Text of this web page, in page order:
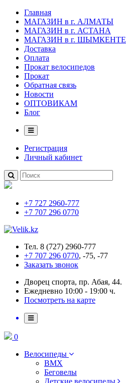
Главная
МАГАЗИН в г. АЛМАТЫ
МАГАЗИН в г. АСТАНА
МАГАЗИН в г. ШЫМКЕНТЕ
Доставка
Оплата
Прокат велосипедов
Прокат
Обратная связь
Новости
ОПТОВИКАМ
Блог
Регистрация
Личный кабинет
+7 727 2960-777
+7 707 296 0770
Тел. 8 (727) 2960-777
+7 707 296 0770, -75, -77
Заказать звонок
Дворец спорта, пр. Абая, 44.
Ежедневно 10:00 - 19:00 ч.
Посмотреть на карте
0
Велосипеды
BMX
Беговелы
Детские велосипеды